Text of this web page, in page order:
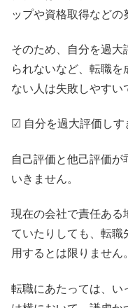
ップや資格取得などの
そのため、自分を過大
られないなど、転職を
ない人は失敗しやすい
☑ 自分を過大評価しす
自己評価と他己評価が
いきません。
現在の会社で責任ある
ていたりしても、転職
用するとは限りません。
転職にあたっては、い